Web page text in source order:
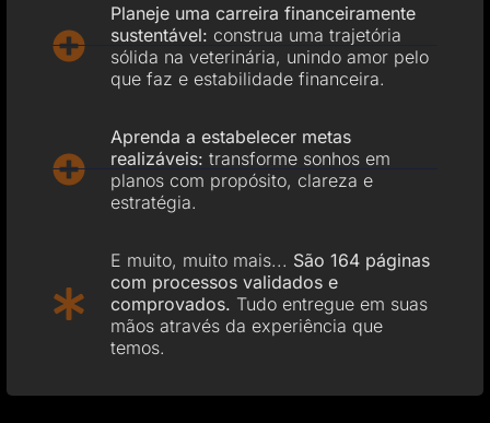
Planeje uma carreira financeiramente
sustentável: construa uma trajetória
sólida na veterinária, unindo amor pelo
que faz e estabilidade financeira.
Aprenda a estabelecer metas
realizáveis: transforme sonhos em
planos com propósito, clareza e
estratégia.
E muito, muito mais... São 164 páginas
com processos validados e
comprovados. Tudo entregue em suas
mãos através da experiência que
temos.